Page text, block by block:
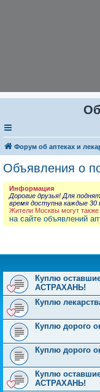
Форум об аптеках и
Объявления о
Информация
Дорогие друзья! Для
время доступна каждые 30
Жители Москвы могут также
на сайте объявлений
Куплю
АСТРАХАНЬ!
Куплю
Куплю дорого
Куплю дорого
Куплю
АСТРАХАНЬ!